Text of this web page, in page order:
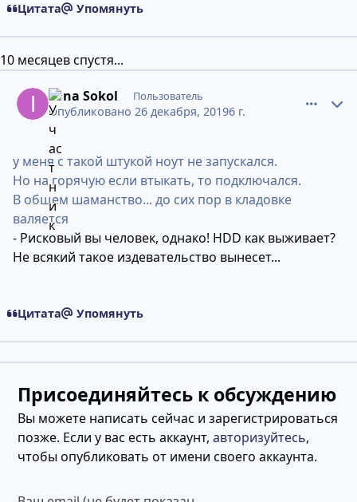
Цитата Упомянуть
10 месяцев спустя...
Irina Sokol Пользователь
Опубликовано 26 декабря, 20196 г.
у меня с такой штукой ноут не запускался.
Но на горячую если втыкать, то подключался.
В общем шаманство... до сих пор в кладовке
валяется
- Рисковый вы человек, однако! HDD как выживает?
Не всякий такое издевательство вынесет...
Цитата Упомянуть
Присоединяйтесь к обсуждению
Вы можете написать сейчас и зарегистрироваться
позже. Если у вас есть аккаунт,авторизуйтесь,
чтобы опубликовать от имени своего аккаунта.